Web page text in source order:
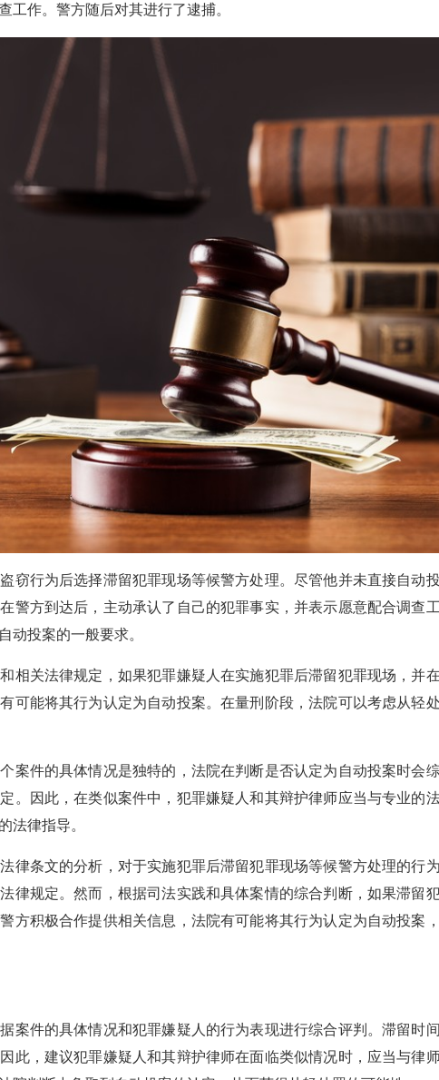
工作。警方随后对其进行了逮捕。
行为后选择滞留犯罪现场等候警方处理。尽管他并未直接自动
警方到达后，主动承认了自己的犯罪事实，并表示愿意配合调查
动投案的一般要求。
关法律规定，如果犯罪嫌疑人在实施犯罪后滞留犯罪现场，并
可能将其行为认定为自动投案。在量刑阶段，法院可以考虑从轻
件的具体情况是独特的，法院在判断是否认定为自动投案时会
。因此，在类似案件中，犯罪嫌疑人和其辩护律师应当与专业的
法律指导。
条文的分析，对于实施犯罪后滞留犯罪现场等候警方处理的行
律规定。然而，根据司法实践和具体案情的综合判断，如果滞留
方积极合作提供相关信息，法院有可能将其行为认定为自动投案
件的具体情况和犯罪嫌疑人的行为表现进行综合评判。滞留时
此，建议犯罪嫌疑人和其辩护律师在面临类似情况时，应当与律